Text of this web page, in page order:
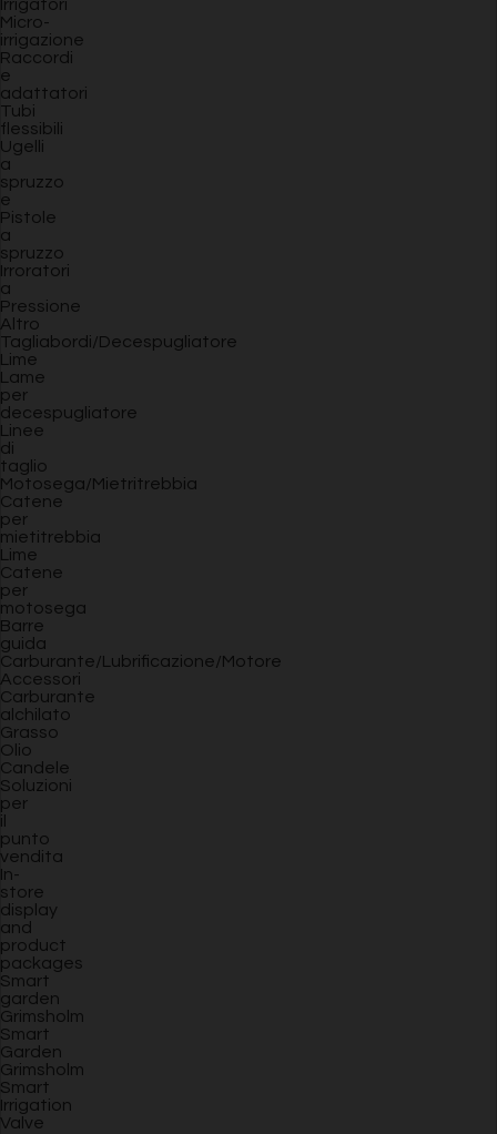
Irrigatori
Micro-
irrigazione
Raccordi
e
adattatori
Tubi
flessibili
Ugelli
a
spruzzo
e
Pistole
a
spruzzo
Irroratori
a
Pressione
Altro
Tagliabordi/Decespugliatore
Lime
Lame
per
decespugliatore
Linee
di
taglio
Motosega/Mietritrebbia
Catene
per
mietitrebbia
Lime
Catene
per
motosega
Barre
guida
Carburante/Lubrificazione/Motore
Accessori
Carburante
alchilato
Grasso
Olio
Candele
Soluzioni
per
il
punto
vendita
In-
store
display
and
product
packages
Smart
garden
Grimsholm
Smart
Garden
Grimsholm
Smart
Irrigation
Valve